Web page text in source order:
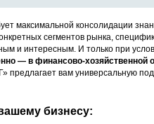
максимальной консолидации
сегментов рынка,
и интересным. И только при
— в финансово-хозяйственной
вам универсальную
бизнесу: